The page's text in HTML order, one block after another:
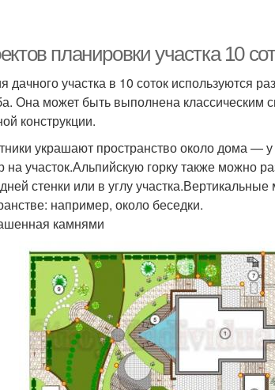
планировки участка 10
дачного участка в 10 соток используются
Она может быть выполнена классическим
конструкции.
украшают пространство около дома —
на участок.Альпийскую горку также можно
стенки или в углу
например, около беседки.
камнями